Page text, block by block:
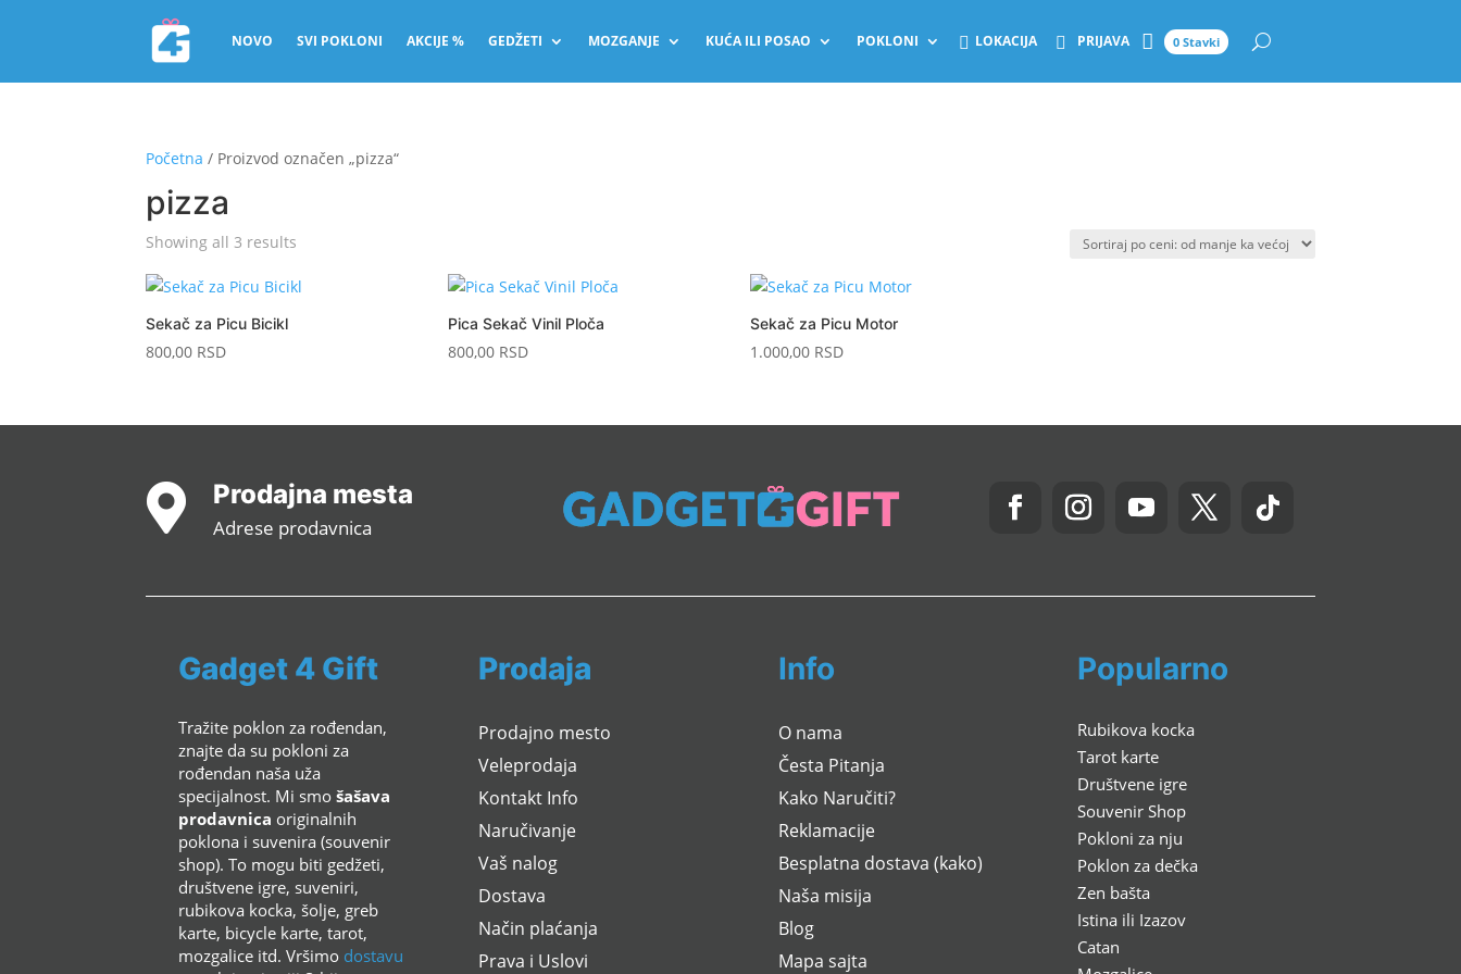
NOVO SVI POKLONI AKCIJE % GEDŽETI MOZGANJE KUĆA ILI POSAO POKLONI LOKACIJA PRIJAVA 0 Stavki
Početna / Proizvod označen „pizza“
pizza
Showing all 3 results
price:
Sekač za Picu Bicikl
800,00 RSD
Pica Sekač Vinil Ploča
800,00 RSD
Sekač za Picu Motor
1.000,00 RSD
 Prodajna mesta
Adrese prodavnica
Gadget 4 Gift
Tražite poklon za rođendan,
znajte da su pokloni za
rođendan naša uža
specijalnost. Mi smošašava
prodavnica originalnih
poklona i suvenira (souvenir
shop). To mogu biti gedžeti,
društvene igre, suveniri,
rubikova kocka, šolje, greb
karte, bicycle karte, tarot,
mozgalice itd. Vršimo dostavu
Prodaja
Prodajno mesto
Veleprodaja
Kontakt Info
Naručivanje
Vaš nalog
Dostava
Način plaćanja
Prava i Uslovi
Info
O nama
Česta Pitanja
Kako Naručiti?
Reklamacije
Besplatna dostava (kako)
Naša misija
Blog
Mapa sajta
Popularno
Rubikova kocka
Tarot karte
Društvene igre
Souvenir Shop
Pokloni za nju
Poklon za dečka
Zen bašta
Istina ili Izazov
Catan